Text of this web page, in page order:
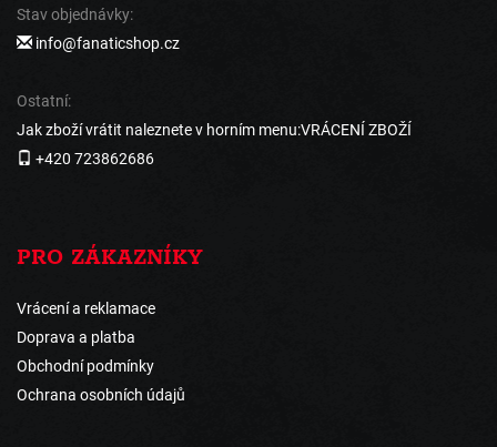
Stav objednávky:
info@fanaticshop.cz
Ostatní:
Jak zboží vrátit naleznete v horním menu:VRÁCENÍ ZBOŽÍ
+420 723862686
PRO ZÁKAZNÍKY
Vrácení a reklamace
Doprava a platba
Obchodní podmínky
Ochrana osobních údajů